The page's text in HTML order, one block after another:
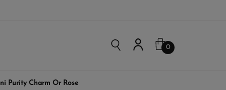
0
Purity Charm Or Rose